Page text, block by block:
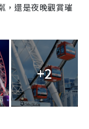
，還是夜晚觀賞璀
+2